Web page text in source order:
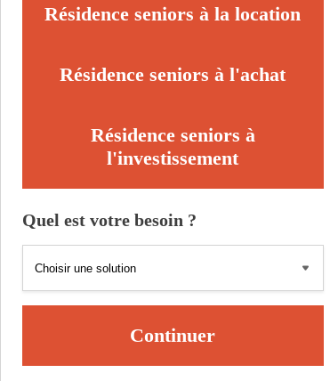
Résidence seniors à la location
Résidence seniors à l'achat
Résidence seniors à
l'investissement
Quel est votre besoin ?
Continuer